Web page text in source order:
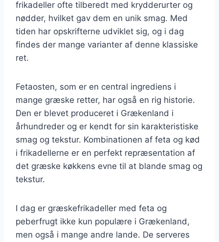
frikadeller ofte tilberedt med krydderurter og
nødder, hvilket gav dem en unik smag. Med
tiden har opskrifterne udviklet sig, og i dag
findes der mange varianter af denne klassiske
ret.
Fetaosten, som er en central ingrediens i
mange græske retter, har også en rig historie.
Den er blevet produceret i Grækenland i
århundreder og er kendt for sin karakteristiske
smag og tekstur. Kombinationen af feta og kød
i frikadellerne er en perfekt repræsentation af
det græske køkkens evne til at blande smag og
tekstur.
I dag er græskefrikadeller med feta og
peberfrugt ikke kun populære i Grækenland,
men også i mange andre lande. De serveres